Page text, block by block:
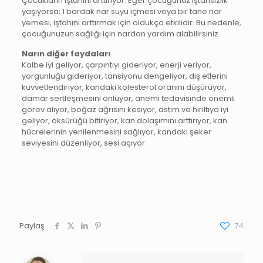
yaşıyorsa; 1 bardak nar suyu içmesi veya bir tane nar
yemesi, iştahını arttırmak için oldukça etkilidir. Bu nedenle,
çocuğunuzun sağlığı için nardan yardım alabilirsiniz.
Narın diğer faydaları
Kalbe iyi geliyor, çarpıntıyı gideriyor, enerji veriyor,
yorgunluğu gideriyor, tansiyonu dengeliyor, diş etlerini
kuvvetlendiriyor, kandaki kolesterol oranını düşürüyor,
damar sertleşmesini önlüyor, anemi tedavisinde önemli
görev alıyor, boğaz ağrısını kesiyor, astım ve hırıltıya iyi
geliyor, öksürüğü bitiriyor, kan dolaşımını arttırıyor, kan
hücrelerinin yenilenmesini sağlıyor, kandaki şeker
seviyesini düzenliyor, sesi açıyor.
Paylaş 74